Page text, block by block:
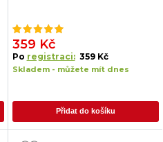
359 Kč
Po registraci: 359 Kč
Skladem - můžete mít dnes
Přidat do košíku